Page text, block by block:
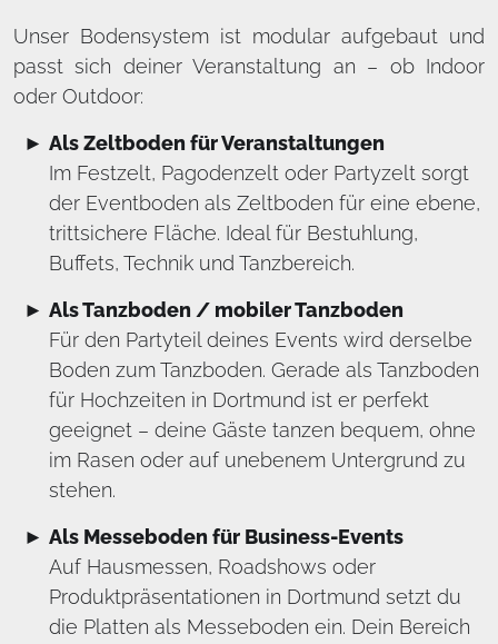
Unser Bodensystem ist modular aufgebaut und
passt sich deiner Veranstaltung an – ob Indoor
oder Outdoor:
Als Zeltboden für Veranstaltungen
Im Festzelt, Pagodenzelt oder Partyzelt sorgt
der Eventboden als Zeltboden für eine ebene,
trittsichere Fläche. Ideal für Bestuhlung,
Buffets, Technik und Tanzbereich.
Als Tanzboden / mobiler Tanzboden
Für den Partyteil deines Events wird derselbe
Boden zum Tanzboden. Gerade als Tanzboden
für Hochzeiten in Dortmund ist er perfekt
geeignet – deine Gäste tanzen bequem, ohne
im Rasen oder auf unebenem Untergrund zu
stehen.
Als Messeboden für Business-Events
Auf Hausmessen, Roadshows oder
Produktpräsentationen in Dortmund setzt du
die Platten als Messeboden ein. Dein Bereich